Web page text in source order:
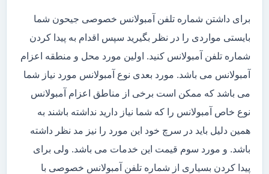
برای داشتن شماره تلفن آمبولانس خصوصی جیحون شما
بایستی مواردی را در نظر بگیرید سپس اقدام به پیدا کردن
شماره تلفن آمبولانس کنید. اولین مورد محل و منطقه اعزام
آمبولانس می باشد. مورد بعدی نوع آمبولانس مورد نیاز شما
می باشد که ممکن است برخی از مناطق اعزام آمبولانس
نوع خاص آمبولانس را که شما نیاز دارید نداشته باشند به
همین دلیل باید در سرچ خود این مورد را نیز مد نظر داشته
باشد. و مورد سوم قیمت این خدمات می باشد. ولی برای
پیدا کردن بسیاری از شماره تلفن آمبولانس خصوصی با